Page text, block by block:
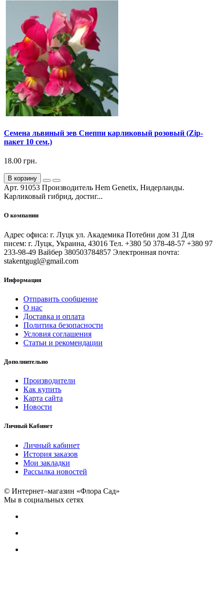
Семена львиный зев Снеппи карликовый розовый (Zip-
пакет 10 сем.)
18.00 грн.
В корзину
Арт. 91053 Производитель Hem Genetix, Нидерланды.
Карликовый гибрид, достиг...
О компании
Адрес офиса: г. Луцк ул. Академика Потебни дом 31 Для
писем: г. Луцк, Украина, 43016 Тел. +380 50 378-48-57 +380 97
233-98-49 Вайбер 380503784857 Электронная почта:
stakentgugl@gmail.com
Информация
Отправить сообщение
О нас
Доставка и оплата
Политика безопасности
Условия соглашения
Статьи и рекомендации
Дополнительно
Производители
Как купить
Карта сайта
Новости
Личный Кабинет
Личный кабинет
История заказов
Мои закладки
Рассылка новостей
© Интернет–магазин «Флора Сад»
Мы в социальных сетях